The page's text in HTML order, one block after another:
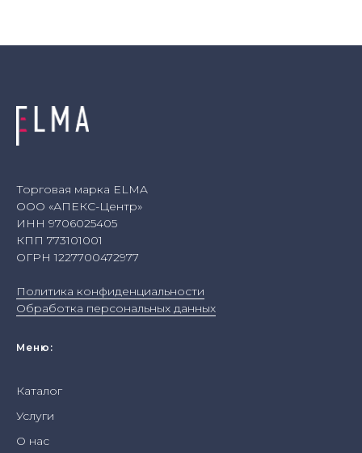
Торговая марка ELMA
ООО «АПЕКС-Центр»
ИНН 9706025405
КПП 773101001
ОГРН 1227700472977
Политика конфиденциальности
Обработка персональных данных
Меню:
Каталог
Услуги
О нас